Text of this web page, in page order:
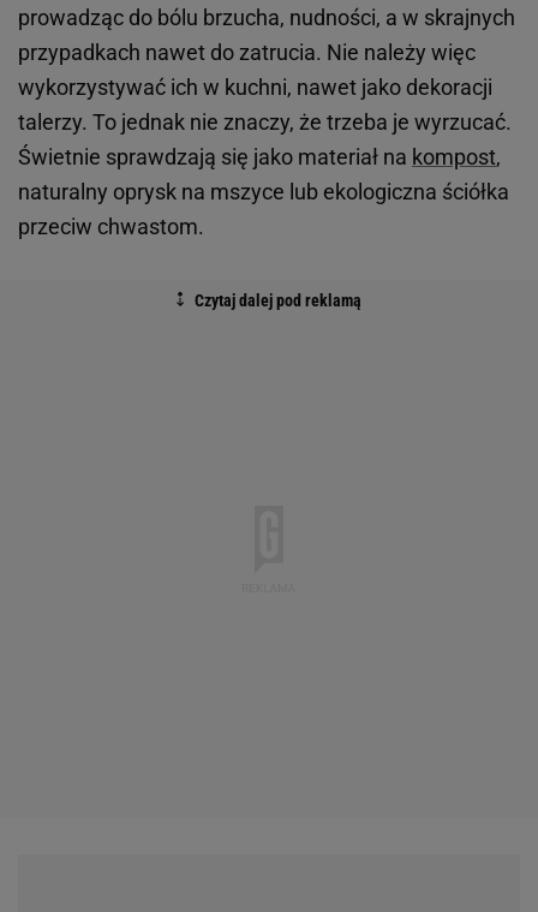
prowadząc do bólu brzucha, nudności, a w skrajnych
przypadkach nawet do zatrucia. Nie należy więc
wykorzystywać ich w kuchni, nawet jako dekoracji
talerzy. To jednak nie znaczy, że trzeba je wyrzucać.
Świetnie sprawdzają się jako materiał na kompost,
naturalny oprysk na mszyce lub ekologiczna ściółka
przeciw chwastom.